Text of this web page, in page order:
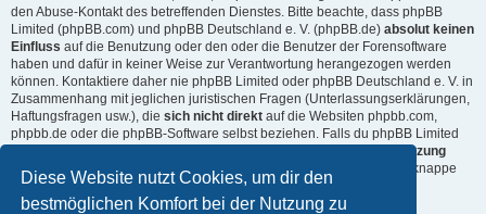
Diese Website nutzt Cookies, um dir den
bestmöglichen Komfort bei der Nutzung zu
den Abuse-Kontakt des betreffenden Dienstes. Bitte beachte, dass phpBB
Limited (phpBB.com) und phpBB Deutschland e. V. (phpBB.de) absolut keinen
Einfluss auf die Benutzung oder den oder die Benutzer der Forensoftware
haben und dafür in keiner Weise zur Verantwortung herangezogen werden
können. Kontaktiere daher nie phpBB Limited oder phpBB Deutschland e. V. in
Zusammenhang mit jeglichen juristischen Fragen (Unterlassungserklärungen,
Haftungsfragen usw.), die sich nicht direkt auf die Websiten phpbb.com,
phpbb.de oder die phpBB-Software selbst beziehen. Falls du phpBB Limited
Softwarenutzung
durch Dritte betreffen, so wirst du, wenn überhaupt, höchstens eine knappe
Antwort erhalten.